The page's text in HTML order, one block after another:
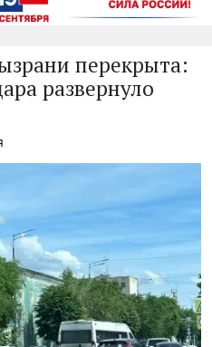
перекрыта:
развернуло